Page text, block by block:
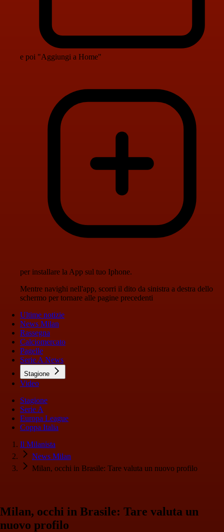
e poi "Aggiungi a Home"
per installare la App sul tuo Iphone.
Mentre navighi nell'app, scorri il dito da sinistra a destra dello
schermo per tornare alle pagine precedenti
Ultime notizie
News Milan
Rassegna
Calciomercato
Pagelle
Serie A News
Stagione
Video
Stagione
Serie A
Europa League
Coppa Italia
Il Milanista
News Milan
Milan, occhi in Brasile: Tare valuta un nuovo profilo
Milan, occhi in Brasile: Tare valuta un
nuovo profilo